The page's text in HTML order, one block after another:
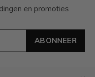
en promoties
ABONNEER